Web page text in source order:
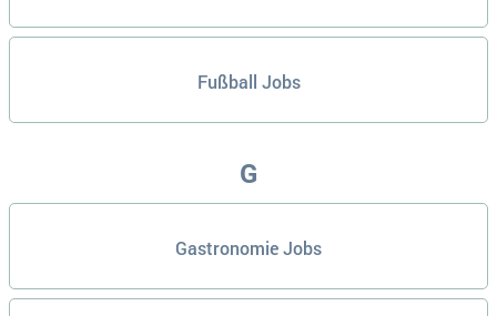
Fußball Jobs
G
Gastronomie Jobs